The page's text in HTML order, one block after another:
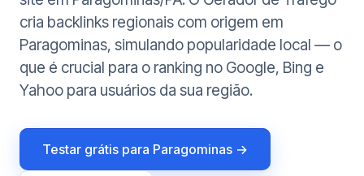
cria backlinks regionais com origem em
Paragominas, simulando popularidade local — o
que é crucial para o ranking no Google, Bing e
Yahoo para usuários da sua região.
Testar grátis para Paragominas →